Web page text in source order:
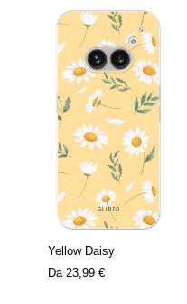
Yellow Daisy
Da 23,99 €